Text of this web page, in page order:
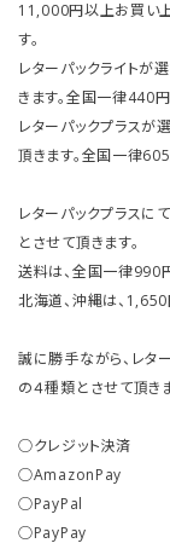
11,000円以上お買い
す。
レターパックライトが
きます。全国一律440円
レターパックプラスが
頂きます。全国一律
レターパックプラスに
とさせて頂きます。
送料は、全国一律990
北海道、沖縄は、
誠に勝手ながら、レタ
の４種類とさせて頂きま
○クレジット決済
○AmazonPay
○PayPal
○PayPay